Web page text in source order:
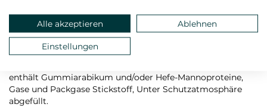
Land: Italien, Anbauregion: Apulien
Rebsorte: Primitivo
Zutaten: Trauben, konzentrierter Traubenmost,
enthält Gummiarabikum und/oder Hefe-Mannoproteine,
Gase und Packgase Stickstoff, Unter Schutzatmosphäre
abgefüllt.
Alle akzeptieren Ablehnen
Einstellungen